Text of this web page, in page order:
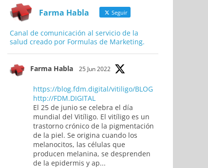
Farma Habla Seguir
Canal de comunicación al servicio de la
salud creado por Formulas de Marketing.
Farma Habla 25 Jun 2022
https://blog.fdm.digital/vitiligo/BLOG
http://FDM.DIGITAL
El 25 de junio se celebra el día
mundial del Vitíligo. El vitíligo es un
trastorno crónico de la pigmentación
de la piel. Se origina cuando los
melanocitos, las células que
producen melanina, se desprenden
de la epidermis y ap...